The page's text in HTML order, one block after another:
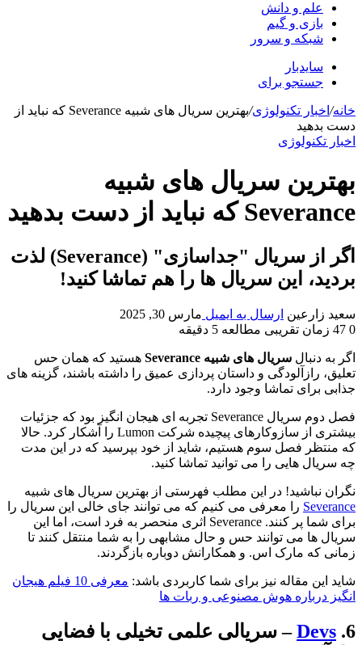
علم و دانش
بازی و گیم
شبکه و سرور
سایدبار
جستجو برای
خانه/ اخبار تکنولوژی/
بهترین سریال های شبیه Severance که نباید از
دست بدهید
اخبار تکنولوژی
بهترین سریال های شبیه
Severance که نباید از دست بدهید
اگر از سریال "جداسازی" (Severance) لذت
بردید، این سریال ها را هم تماشا کنید!
سعید زارعین ارسال به ایمیل مارس 30, 2025
0
زمان تقریبی مطالعه 5 دقیقه
اگر به دنبال سریال های شبیه Severance
هستید که همان حس
تعلیق، رازآلودگی و داستان پردازی عمیق را داشته باشند، گزینه های
جذابی برای تماشا وجود دارد.
فصل دوم سریال Severance تجربه ای هیجان انگیز بود که جزئیات
بیشتری از سازوکارهای پیچیده شرکت Lumon را آشکار کرد. حالا
که منتظر فصل سوم هستیم، شاید از خود بپرسید که در این مدت
چه سریال هایی را می توانید تماشا کنید.
نگران نباشید! در این مطلب فهرستی از بهترین سریال های شبیه
Severance را معرفی می کنیم که می توانند جای خالی این سریال را
برای شما پر کنند. Severance اثری منحصر به فرد است، اما این
سریال ها می توانند حس و حال مشابهی را به شما منتقل کنند تا
زمانی که مارک اس. و همکارانش دوباره بازگردند.
شاید این مقاله نیز برای شما کاربردی باشد:
معرفی 10 فیلم هیجان
انگیز درباره هوش مصنوعی و ربات ها
6.
Devs– سریالی علمی تخیلی با فضایی